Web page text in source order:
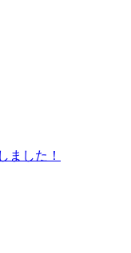
ました！